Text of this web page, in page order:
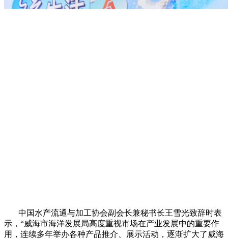
中国水产流通与加工协会副会长兼秘书长王雪光致辞时表
示，“威海市海洋发展局高度重视市场在产业发展中的重要作
用，连续多年举办各种产品推介、展示活动，逐渐扩大了威海